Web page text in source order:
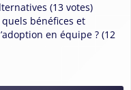
(13 votes)
bénéfices et
en équipe ? (12